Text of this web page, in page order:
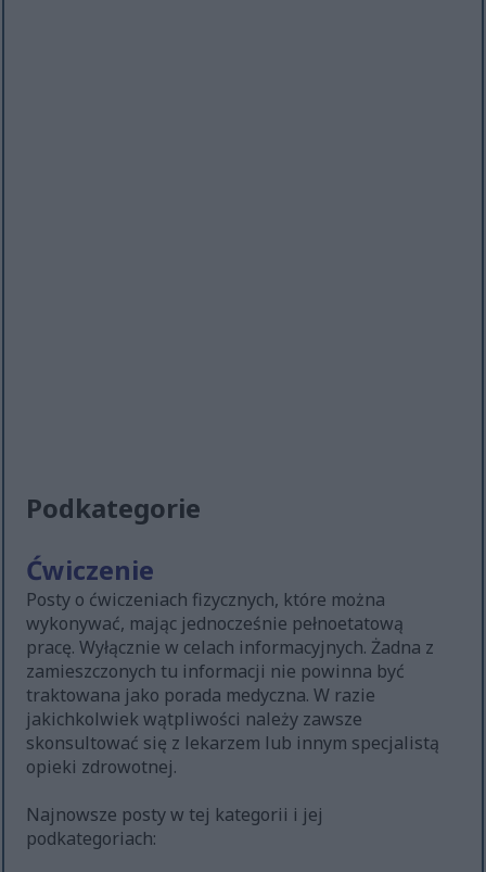
Podkategorie
Ćwiczenie
Posty o ćwiczeniach fizycznych, które można
wykonywać, mając jednocześnie pełnoetatową
pracę. Wyłącznie w celach informacyjnych. Żadna z
zamieszczonych tu informacji nie powinna być
traktowana jako porada medyczna. W razie
jakichkolwiek wątpliwości należy zawsze
skonsultować się z lekarzem lub innym specjalistą
opieki zdrowotnej.
Najnowsze posty w tej kategorii i jej
podkategoriach: